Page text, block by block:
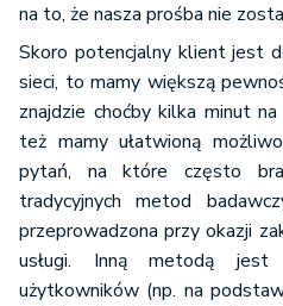
na to, że nasza prośba nie
Skoro potencjalny klient jest
sieci, to mamy większą
znajdzie choćby kilka minut
też mamy ułatwioną
pytań, na które często
tradycyjnych metod
przeprowadzona przy okazji
usługi. Inną metodą jest
użytkowników (np. na